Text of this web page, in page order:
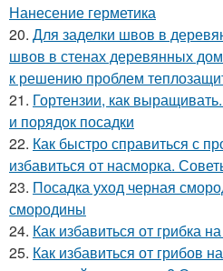
Нанесение герметика
20. Для заделки швов в
швов в стенах деревянных
к решению проблем
21. Гортензии, как
и порядок посадки
22. Как быстро справиться с
избавиться от насморка.
23. Посадка уход черная
смородины
24. Как избавиться от грибка
25. Как избавиться от грибов